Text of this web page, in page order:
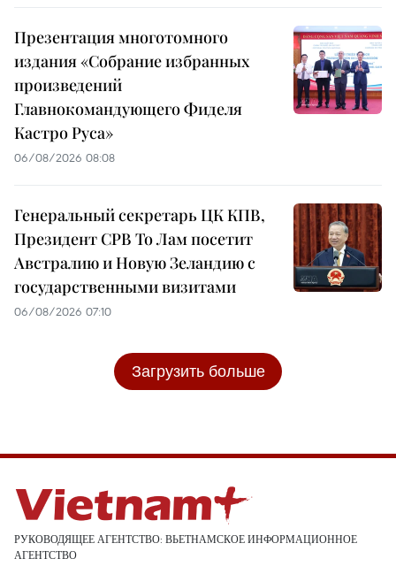
Презентация многотомного
издания «Собрание избранных
произведений
Главнокомандующего Фиделя
Кастро Руса»
06/08/2026 08:08
Генеральный секретарь ЦК КПВ,
Президент СРВ То Лам посетит
Австралию и Новую Зеландию с
государственными визитами
06/08/2026 07:10
Загрузить больше
РУКОВОДЯЩЕЕ АГЕНТСТВО: ВЬЕТНАМСКОЕ ИНФОРМАЦИОННОЕ
АГЕНТСТВО